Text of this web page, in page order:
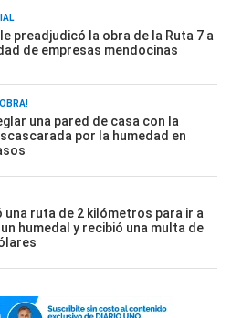
preadjudicó la obra de la Ruta 7 a
de empresas mendocinas
una pared de casa con la
por la humedad en
una ruta de 2 kilómetros para ir a
humedal y recibió una multa de